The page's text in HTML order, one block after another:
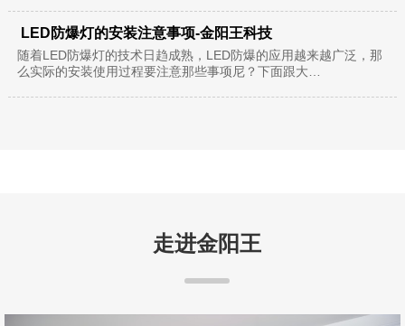
LED防爆灯的安装注意事项-金阳王科技
随着LED防爆灯的技术日趋成熟，LED防爆的应用越来越广泛，那
么实际的安装使用过程要注意那些事项尼？下面跟大…
走进金阳王